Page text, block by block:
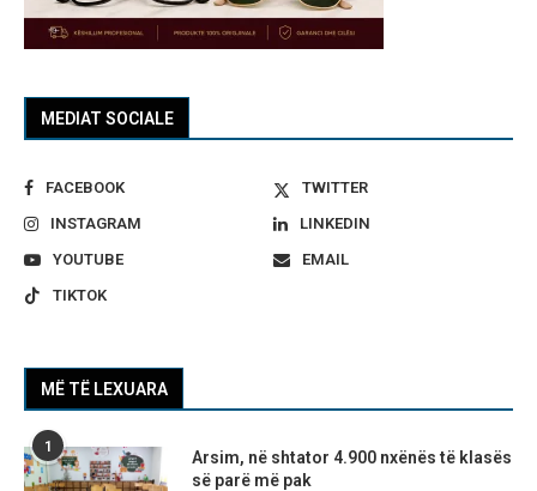
MEDIAT SOCIALE
FACEBOOK
TWITTER
INSTAGRAM
LINKEDIN
YOUTUBE
EMAIL
TIKTOK
MË TË LEXUARA
1
Arsim, në shtator 4.900 nxënës të klasës
së parë më pak